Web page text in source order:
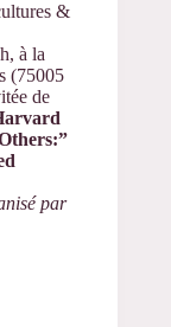
&
à la
(75005
de
par